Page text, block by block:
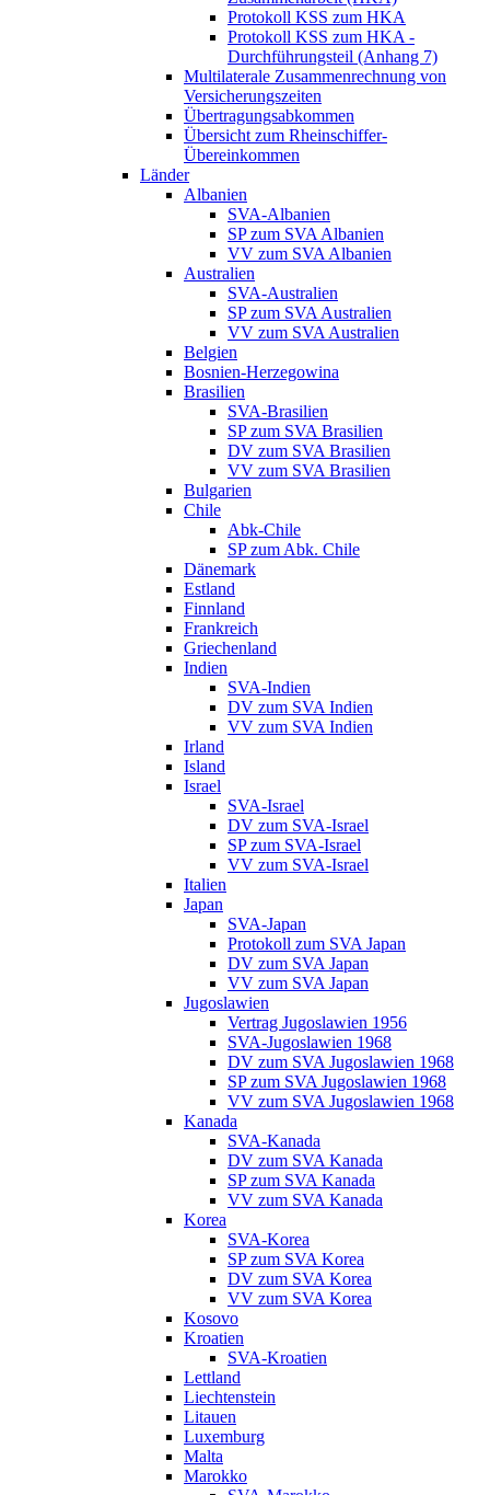
Protokoll KSS zum HKA
Protokoll KSS zum HKA -
Durchführungsteil (Anhang 7)
Multilaterale Zusammenrechnung von
Versicherungszeiten
Übertragungsabkommen
Übersicht zum Rheinschiffer-
Übereinkommen
Länder
Albanien
SVA-Albanien
SP zum SVA Albanien
VV zum SVA Albanien
Australien
SVA-Australien
SP zum SVA Australien
VV zum SVA Australien
Belgien
Bosnien-Herzegowina
Brasilien
SVA-Brasilien
SP zum SVA Brasilien
DV zum SVA Brasilien
VV zum SVA Brasilien
Bulgarien
Chile
Abk-Chile
SP zum Abk. Chile
Dänemark
Estland
Finnland
Frankreich
Griechenland
Indien
SVA-Indien
DV zum SVA Indien
VV zum SVA Indien
Irland
Island
Israel
SVA-Israel
DV zum SVA-Israel
SP zum SVA-Israel
VV zum SVA-Israel
Italien
Japan
SVA-Japan
Protokoll zum SVA Japan
DV zum SVA Japan
VV zum SVA Japan
Jugoslawien
Vertrag Jugoslawien 1956
SVA-Jugoslawien 1968
DV zum SVA Jugoslawien 1968
SP zum SVA Jugoslawien 1968
VV zum SVA Jugoslawien 1968
Kanada
SVA-Kanada
DV zum SVA Kanada
SP zum SVA Kanada
VV zum SVA Kanada
Korea
SVA-Korea
SP zum SVA Korea
DV zum SVA Korea
VV zum SVA Korea
Kosovo
Kroatien
SVA-Kroatien
Lettland
Liechtenstein
Litauen
Luxemburg
Malta
Marokko